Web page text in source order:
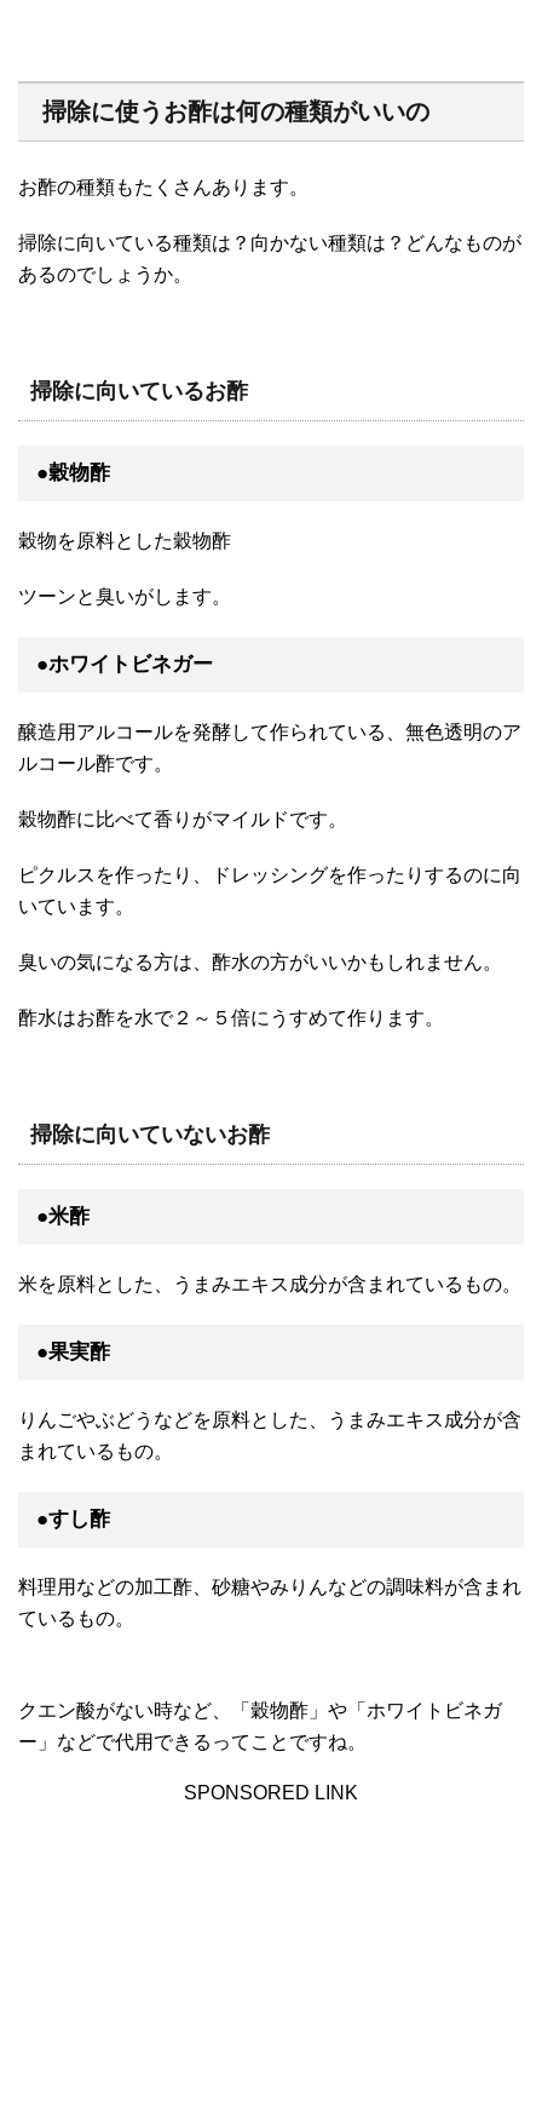
掃除に使うお酢は何の種類がいいの
お酢の種類もたくさんあります。
掃除に向いている種類は？向かない種類は？どんなものが
あるのでしょうか。
掃除に向いているお酢
●穀物酢
穀物を原料とした穀物酢
ツーンと臭いがします。
●ホワイトビネガー
醸造用アルコールを発酵して作られている、無色透明のア
ルコール酢です。
穀物酢に比べて香りがマイルドです。
ピクルスを作ったり、ドレッシングを作ったりするのに向
いています。
臭いの気になる方は、酢水の方がいいかもしれません。
酢水はお酢を水で２～５倍にうすめて作ります。
掃除に向いていないお酢
●米酢
米を原料とした、うまみエキス成分が含まれているもの。
●果実酢
りんごやぶどうなどを原料とした、うまみエキス成分が含
まれているもの。
●すし酢
料理用などの加工酢、砂糖やみりんなどの調味料が含まれ
ているもの。
クエン酸がない時など、「穀物酢」や「ホワイトビネガ
ー」などで代用できるってことですね。
SPONSORED LINK